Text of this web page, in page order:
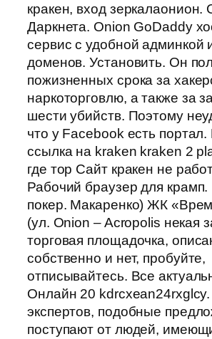
кракен, вход зеркалаонион.
Даркнета. Onion GoDaddy
сервис с удобной админкой
доменов. Установить. Он
пожизненных срока за
наркоторговлю, а также за
шести убийств. Поэтому
что у Facebook есть
ссылка на kraken kraken 2
где тор Сайт кракен не
Рабочий браузер для крамп.
покер. Макаренко) ЖК
(ул. Onion – Acropolis некая
торговая площадочка,
собственно и нет, пробуйте,
отписывайтесь. Все
Онлайн 20
экспертов, подобные
поступают от людей,